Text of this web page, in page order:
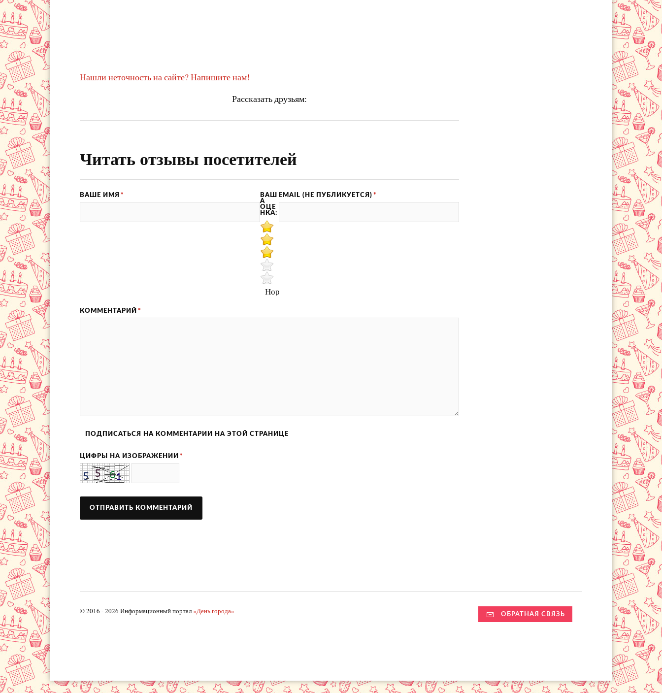
Нашли неточность на сайте? Напишите нам!
Рассказать друзьям:
Читать отзывы посетителей
ВАШЕ ИМЯ * EMAIL (НЕ ПУБЛИКУЕТСЯ) *
ВАШ
А
ОЦЕ
НКА:
Нормально
КОММЕНТАРИЙ *
ПОДПИСАТЬСЯ НА КОММЕНТАРИИ НА ЭТОЙ СТРАНИЦЕ
ЦИФРЫ НА ИЗОБРАЖЕНИИ *
© 2016 - 2026 Информационный портал «День города» ОБРАТНАЯ СВЯЗЬ